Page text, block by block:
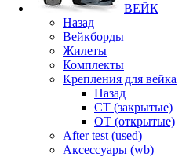
ВЕЙК
Назад
Вейкборды
Жилеты
Комплекты
Крепления для вейка
Назад
CT (закрытые)
OT (открытые)
After test (used)
Аксессуары (wb)